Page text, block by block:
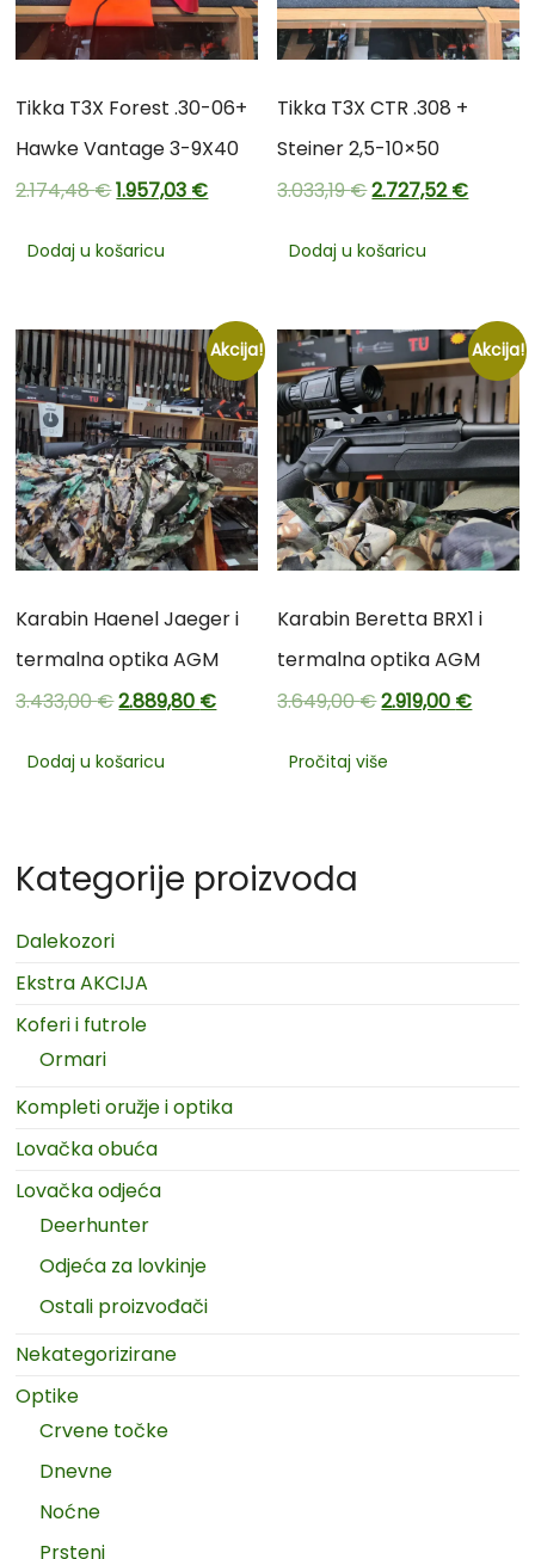
Tikka T3X Forest .30-06+
Hawke Vantage 3-9X40
2.174,48€1.957,03 €
Dodaj u košaricu
Tikka T3X CTR .308 +
Steiner 2,5-10×50
3.033,19€2.727,52€
Dodaj u košaricu
Akcija!
Karabin Haenel Jaeger i
termalna optika AGM
3.433,00€2.889,80 €
Dodaj u košaricu
Akcija!
Karabin Beretta BRX1 i
termalna optika AGM
3.649,00€2.919,00 €
Pročitaj više
Kategorije proizvoda
Dalekozori
Ekstra AKCIJA
Koferi i futrole
Ormari
Kompleti oružje i optika
Lovačka obuća
Lovačka odjeća
Deerhunter
Odjeća za lovkinje
Ostali proizvođači
Nekategorizirane
Optike
Crvene točke
Dnevne
Noćne
Prsteni